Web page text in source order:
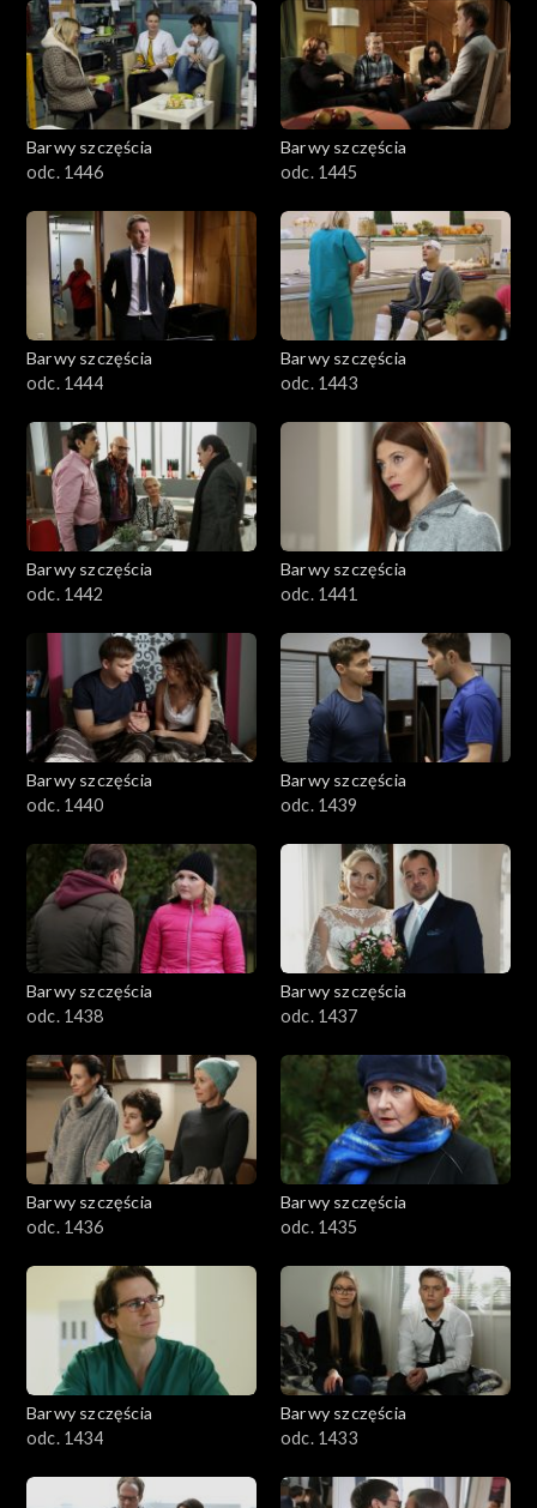
Barwy szczęścia
odc. 1446
Barwy szczęścia
odc. 1445
Barwy szczęścia
odc. 1444
Barwy szczęścia
odc. 1443
Barwy szczęścia
odc. 1442
Barwy szczęścia
odc. 1441
Barwy szczęścia
odc. 1440
Barwy szczęścia
odc. 1439
Barwy szczęścia
odc. 1438
Barwy szczęścia
odc. 1437
Barwy szczęścia
odc. 1436
Barwy szczęścia
odc. 1435
Barwy szczęścia
odc. 1434
Barwy szczęścia
odc. 1433